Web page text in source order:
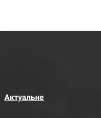
Актуальне